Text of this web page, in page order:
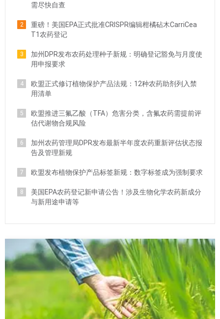
需尽快自查
2
重磅！美国EPA正式批准CRISPR编辑柑橘砧木CarriCea
T1农药登记
3
加州DPR发布农药处理种子新规：明确登记豁免与月度使
用申报要求
4
欧盟正式修订植物保护产品法规：12种农药助剂列入禁
用清单
5
欧盟推进三氟乙酸（TFA）危害分类，含氟农药需提前评
估代谢物合规风险
6
加州农药管理局DPR发布最新半年度农药重新评估状态报
告及管理新规
7 欧盟发布植物保护产品标签新规：数字标签成为强制要求
8
美国EPA农药登记新申请公告！涉及生物化学农药新成分
与新用途申请等